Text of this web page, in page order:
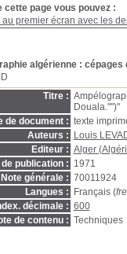
cette page vous pouvez :
au premier écran avec les
algérienne :
Titre :
Douala."")"
de document : texte
Auteurs :
Louis
Editeur : Alger
publication : 1971
Note générale : 70011924
Langues :
Français (fre
décimale : 600
de contenu : Techniques